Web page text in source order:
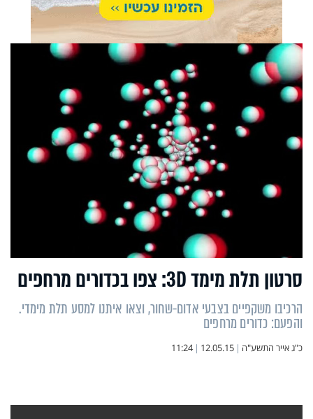
סרטון תלת מימד 3D: צפו בכדורים מרחפים
הרכיבו משקפיים בצבעי אדום-שחור, וצאו איתנו למסע תלת מימדי.
והפעם: כדורים מרחפים
כ"ג אייר התשע"ה |
12.05.15
|
11:24